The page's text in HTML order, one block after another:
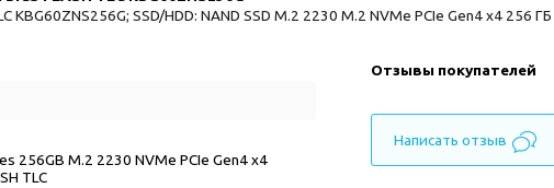
KBG60ZNS256G; SSD/HDD: NAND SSD M.2 2230 M.2 NVMe PCIe Gen4 x4 256
256GB M.2 2230 NVMe PCIe Gen4 x4
TLC
Отзывы покупателей
Написать отзыв